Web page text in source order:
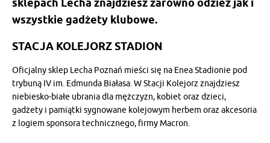
sklepach Lecha znajdziesz zarówno odzież jak i
wszystkie gadżety klubowe.
STACJA KOLEJORZ STADION
Oficjalny sklep Lecha Poznań mieści się na Enea Stadionie pod
trybuną IV im. Edmunda Białasa. W Stacji Kolejorz znajdziesz
niebiesko-białe ubrania dla mężczyzn, kobiet oraz dzieci,
gadżety i pamiątki sygnowane kolejowym herbem oraz akcesoria
z logiem sponsora technicznego, firmy Macron.